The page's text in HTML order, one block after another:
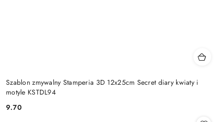
Szablon zmywalny Stamperia 3D 12x25cm Secret diary kwiaty i
motyle KSTDL94
Cena:
9.70